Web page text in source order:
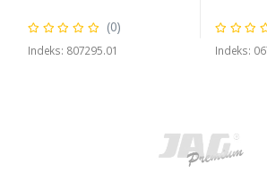
(0)
Indeks: 807295.01 Indeks: